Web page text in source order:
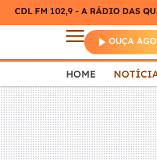
CDL FM 102,9 - A RÁDIO DAS
OUÇA
HOME